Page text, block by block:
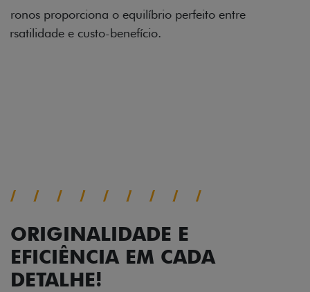
As rodas de liga leve com desenho dinâmico e
acabamento diamantado elevam o estilo do Fiat
ORIGINALIDADE E
EFICIÊNCIA EM CADA
DETALHE!